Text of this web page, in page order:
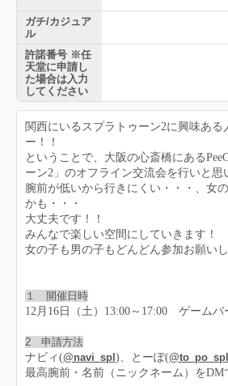
ガチ/カジュア
ル
許諾番号 ※任
天堂に申請し
た場合は入力
してください
関西にいるスプラトゥーン2に興味ある
ー！！
ということで、大阪の心斎橋にある
ーン2」のオフライン交流会を行いと思
腕前が低いから行きにくい・・・、女
かも・・・
大丈夫です！！
みんなで楽しい空間にしていきます！
女の子も男の子もどんどん参加お願いし
１ 開催日時
12月16日（土）13:00～17:00 ゲームバ
2 申請方法
ナビィ(@navi_spl )、とーぽ(@to_po_spl
最高腕前・名前（ニックネーム）をDM